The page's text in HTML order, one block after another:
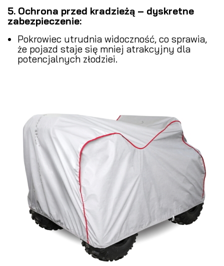
5. Ochrona przed kradzieżą – dyskretne
zabezpieczenie:
Pokrowiec utrudnia widoczność, co sprawia,
że pojazd staje się mniej atrakcyjny dla
potencjalnych złodziei.